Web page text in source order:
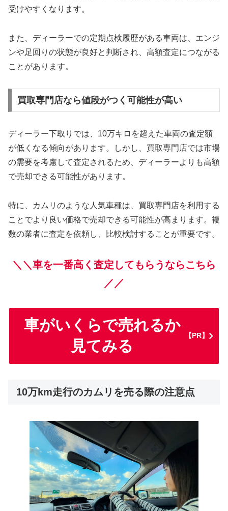
受けやすくなります。
また、ディーラーでの定期点検履歴がある車両は、エンジ
ンや足回りの状態が良好と判断され、高額査定につながる
ことがあります。
買取専門店なら値段がつく可能性が高い
ディーラー下取りでは、10万キロを超えた車両の査定額
が低くなる傾向があります。しかし、買取専門店では市場
の需要を考慮して査定されるため、ディーラーよりも高額
で売却できる可能性があります。
特に、カムリのような人気車種は、買取専門店を利用する
ことでより良い価格で売却できる可能性が高まります。複
数の業者に査定を依頼し、比較検討することが重要です。
＼＼車を一番高く査定してもらうならこちら
／／
車がいくらで売れるか
見てみる
【PR】
10万km走行のカムリを売る際の注意点